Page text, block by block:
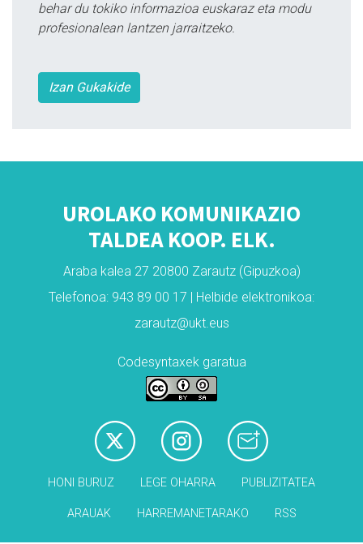
behar du tokiko informazioa euskaraz eta modu
profesionalean lantzen jarraitzeko.
Izan Gukakide
UROLAKO KOMUNIKAZIO
TALDEA KOOP. ELK.
Araba kalea 27 20800 Zarautz (Gipuzkoa)
Telefonoa: 943 89 00 17 | Helbide elektronikoa:
zarautz@ukt.eus
Codesyntaxek garatua
HONI BURUZ LEGE OHARRA PUBLIZITATEA
ARAUAK HARREMANETARAKO RSS